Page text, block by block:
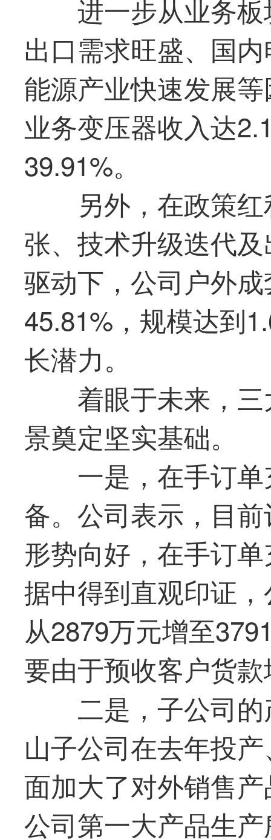
进一步从业务
出口需求旺盛、国
能源产业快速发展
业务变压器收入达
39.91%。
另外，在政策
张、技术升级迭代
驱动下，公司户外
45.81%，规模达到
长潜力。
着眼于未来，
景奠定坚实基础。
一是，在手订
备。公司表示，目
形势向好，在手订
据中得到直观印证
从2879万元增至
要由于预收客户货
二是，子公司
山子公司在去年投
面加大了对外销售
公司第一大产品生